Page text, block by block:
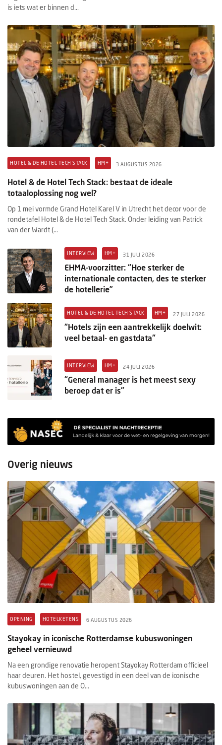
is iets wat er binnen d...
HOTEL & DE HOTEL TECH STACK HM+ 3 AUGUSTUS 2026
Hotel & de Hotel Tech Stack: bestaat de ideale
totaaloplossing nog wel?
Op 1 mei vormde Grand Hotel Karel V in Utrecht het decor voor de
rondetafel Hotel & de Hotel Tech Stack. Onder leiding van Patrick
van der Wardt (...
INTERVIEW HM+ 31 JULI 2026
EHMA-voorzitter: “Hoe sterker de
internationale contacten, des te sterker
de hotellerie”
HOTEL & DE HOTEL TECH STACK HM+ 27 JULI 2026
"Hotels zijn een aantrekkelijk doelwit:
veel betaal- en gastdata"
INTERVIEW HM+ 24 JULI 2026
“General manager is het meest sexy
beroep dat er is”
Overig nieuws
OPENING HOTELKETENS 6 AUGUSTUS 2026
Stayokay in iconische Rotterdamse kubuswoningen
geheel vernieuwd
Na een grondige renovatie heropent Stayokay Rotterdam officieel
haar deuren. Het hostel, gevestigd in een deel van de iconische
kubuswoningen aan de O...